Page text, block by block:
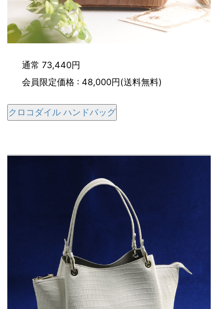
通常 73,440円
会員限定価格 : 48,000円(送料無料)
クロコダイル ハンドバッグ